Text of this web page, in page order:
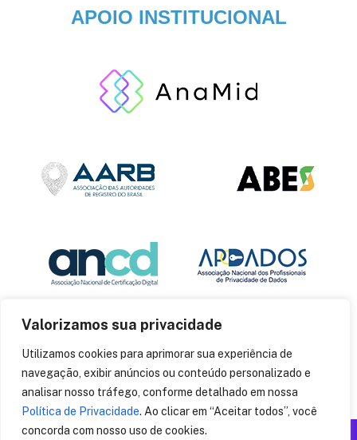
Valorizamos sua privacidade
Utilizamos cookies para aprimorar sua experiência de
navegação, exibir anúncios ou conteúdo personalizado e
analisar nosso tráfego, conforme detalhado em nossa
Política de Privacidade. Ao clicar em “Aceitar todos”, você
concorda com nosso uso de cookies.
APOIO INSTITUCIONAL